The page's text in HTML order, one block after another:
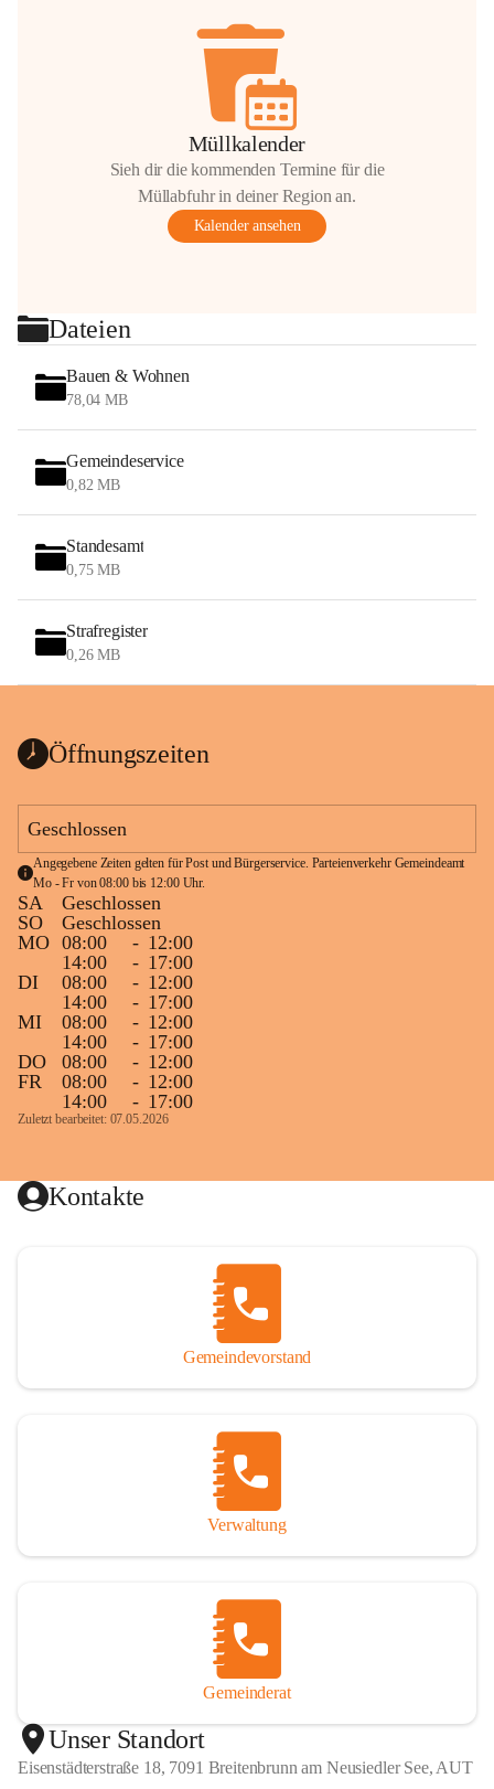
Müllkalender
Sieh dir die kommenden Termine für die
Müllabfuhr in deiner Region an.
Kalender ansehen
Dateien
Bauen & Wohnen
78,04 MB
Gemeindeservice
0,82 MB
Standesamt
0,75 MB
Strafregister
0,26 MB
Öffnungszeiten
Geschlossen
Angegebene Zeiten gelten für Post und Bürgerservice. Parteienverkehr Gemeindeamt
Mo - Fr von 08:00 bis 12:00 Uhr.
SA
Geschlossen
SO
Geschlossen
MO 08:00 - 12:00
14:00
- 17:00
DI
08:00 - 12:00
14:00
- 17:00
MI
08:00 - 12:00
14:00
- 17:00
DO
08:00 - 12:00
FR
08:00 - 12:00
14:00
- 17:00
Zuletzt bearbeitet: 07.05.2026
Kontakte
Gemeindevorstand
Verwaltung
Gemeinderat
Unser Standort
Eisenstädterstraße 18, 7091 Breitenbrunn am Neusiedler See, AUT